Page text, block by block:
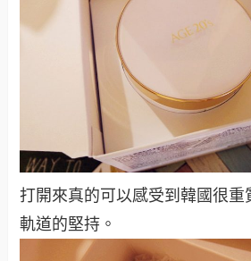
打開來真的可以感受到韓國很重
軌道的堅持。